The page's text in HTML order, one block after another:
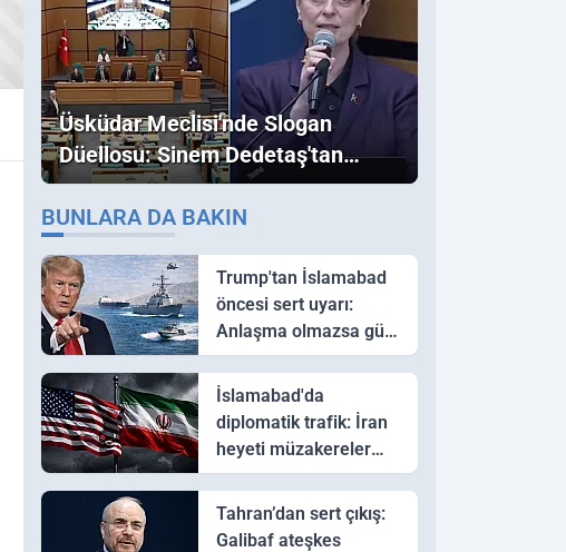
Üsküdar Meclisi'nde Slogan
Düellosu: Sinem Dedetaş'tan
Ezber Bozan "Erdoğan" ve
"İmamoğlu" Çıkışı!
BUNLARA DA BAKIN
Trump'tan İslamabad
öncesi sert uyarı:
Anlaşma olmazsa güç
kullanırız
İslamabad'da
diplomatik trafik: İran
heyeti müzakereler
için Pakistan'a ulaştı
Tahran’dan sert çıkış:
Galibaf ateşkes